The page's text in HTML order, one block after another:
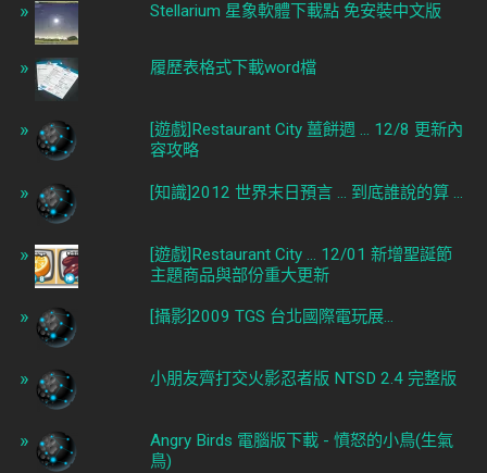
Stellarium 星象軟體下載點 免安裝中文版
履歷表格式下載word檔
[遊戲]Restaurant City 薑餅週 ... 12/8 更新內
容攻略
[知識]2012 世界末日預言 ... 到底誰說的算 ...
[遊戲]Restaurant City ... 12/01 新增聖誕節
主題商品與部份重大更新
[攝影]2009 TGS 台北國際電玩展...
小朋友齊打交火影忍者版 NTSD 2.4 完整版
Angry Birds 電腦版下載 - 憤怒的小鳥(生氣
鳥)